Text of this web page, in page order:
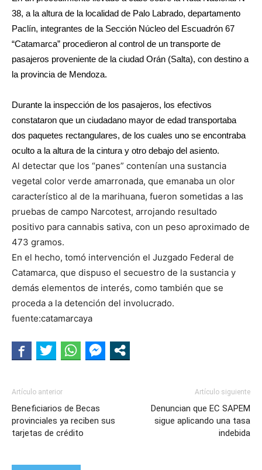
38, a la altura de la localidad de Palo Labrado, departamento
Paclín, integrantes de la Sección Núcleo del Escuadrón 67
“Catamarca” procedieron al control de un transporte de
pasajeros proveniente de la ciudad Orán (Salta), con destino a
la provincia de Mendoza.
Durante la inspección de los pasajeros, los efectivos
constataron que un ciudadano mayor de edad transportaba
dos paquetes rectangulares, de los cuales uno se encontraba
oculto a la altura de la cintura y otro debajo del asiento.
Al detectar que los “panes” contenían una sustancia
vegetal color verde amarronada, que emanaba un olor
característico al de la marihuana, fueron sometidas a las
pruebas de campo Narcotest, arrojando resultado
positivo para cannabis sativa, con un peso aproximado de
473 gramos.
En el hecho, tomó intervención el Juzgado Federal de
Catamarca, que dispuso el secuestro de la sustancia y
demás elementos de interés, como también que se
proceda a la detención del involucrado.
fuente:catamarcaya
Artículo anterior
Beneficiarios de Becas
provinciales ya reciben sus
tarjetas de crédito
Artículo siguiente
Denuncian que EC SAPEM
sigue aplicando una tasa
indebida